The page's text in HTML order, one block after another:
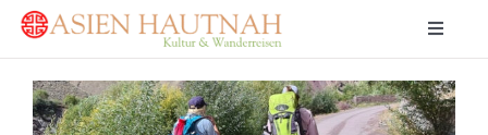
Skip
Toggle
Home
View
Larger